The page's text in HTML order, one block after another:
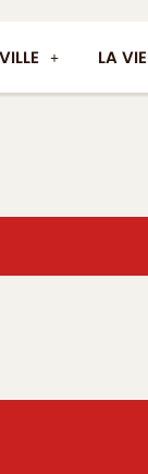
LA VIE